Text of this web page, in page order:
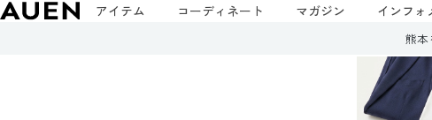
アイテム コーディネート マガジン インフォ
熊本